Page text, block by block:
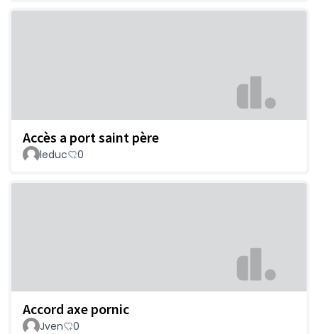
Accès a port saint père
leduc 0
Accord axe pornic
Jven 0